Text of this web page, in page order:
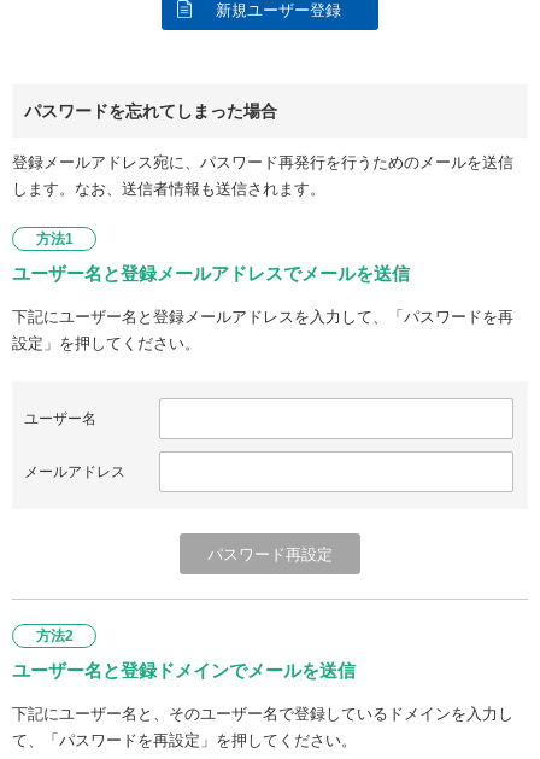
新規ユーザー登録
パスワードを忘れてしまった場合
登録メールアドレス宛に、パスワード再発行を行うためのメールを送信
します。なお、送信者情報も送信されます。
方法1
ユーザー名と登録メールアドレスでメールを送信
下記にユーザー名と登録メールアドレスを入力して、「パスワードを再
設定」を押してください。
ユーザー名
メールアドレス
方法2
ユーザー名と登録ドメインでメールを送信
下記にユーザー名と、そのユーザー名で登録しているドメインを入力し
て、「パスワードを再設定」を押してください。